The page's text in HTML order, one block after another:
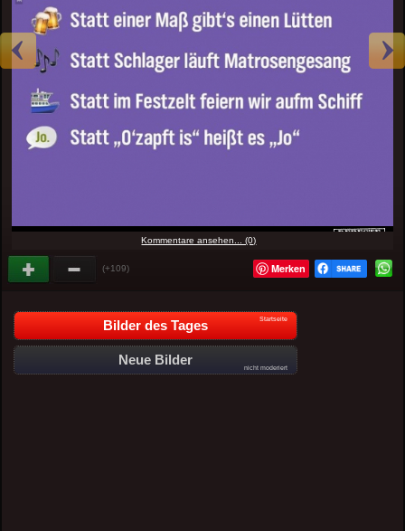
Kommentare ansehen... (0)
(+109) Merken
Bilder des Tages Startseite
Neue Bilder
nicht moderiert